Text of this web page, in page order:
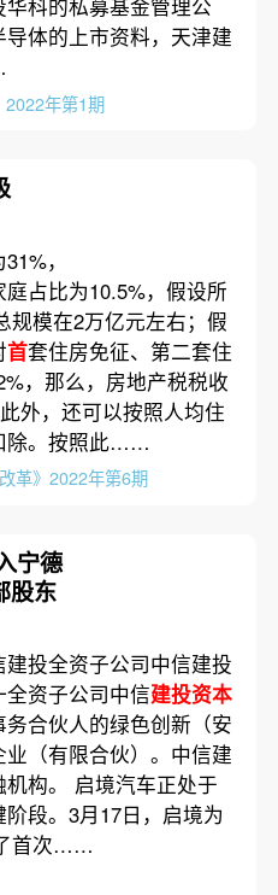
科的私募基金管理公
体的上市资料，天津建
2022年第1期
，
占比为10.5%，假设所
规模在2万亿元左右；假
首套住房免征、第二套住
，那么，房地产税税收
外，还可以按照人均住
除。按照此……
革》2022年第6期
宁德
股东
投全资子公司中信建投
资子公司中信建投资本
合伙人的绿色创新（安
（有限合伙）。中信建
构。 启境汽车正处于
段。3月17日，启境为
了首次……